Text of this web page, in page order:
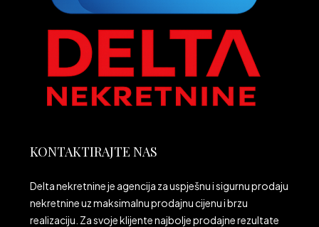
KONTAKTIRAJTE NAS
Delta nekretnine je agencija za uspješnu i sigurnu prodaju
nekretnine uz maksimalnu prodajnu cijenu i brzu
realizaciju. Za svoje klijente najbolje prodajne rezultate